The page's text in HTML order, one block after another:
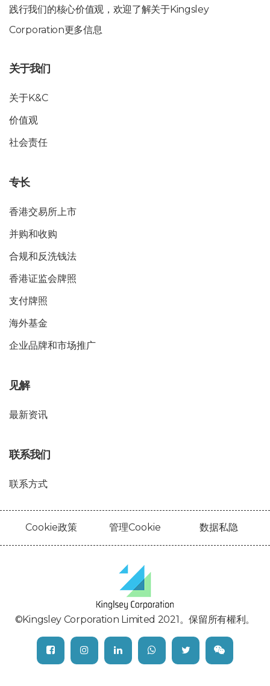
践行我们的核心价值观，欢迎了解关于Kingsley
Corporation更多信息
关于我们
关于K&C
价值观
社会责任
专长
香港交易所上市
并购和收购
合规和反洗钱法
香港证监会牌照
支付牌照
海外基金
企业品牌和市场推广
见解
最新资讯
联系我们
联系方式
Cookie政策 管理Cookie 数据私隐
©Kingsley Corporation Limited 2021。保留所有權利。